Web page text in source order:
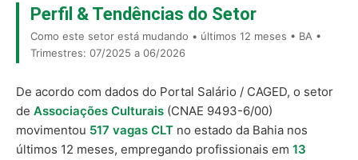
Perfil & Tendências do Setor
Como este setor está mudando • últimos 12 meses • BA •
Trimestres: 07/2025 a 06/2026
De acordo com dados do Portal Salário / CAGED, o setor
de Associações Culturais (CNAE 9493-6/00)
movimentou 517 vagas CLT no estado da Bahia nos
últimos 12 meses, empregando profissionais em 13